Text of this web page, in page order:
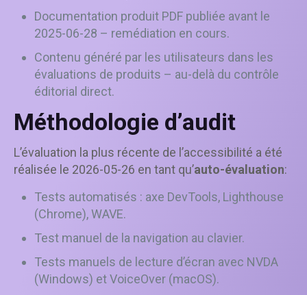
Documentation produit PDF publiée avant le
2025-06-28 – remédiation en cours.
Contenu généré par les utilisateurs dans les
évaluations de produits – au-delà du contrôle
éditorial direct.
Méthodologie d’audit
L’évaluation la plus récente de l’accessibilité a été
réalisée le 2026-05-26 en tant qu’auto-évaluation:
Tests automatisés : axe DevTools, Lighthouse
(Chrome), WAVE.
Test manuel de la navigation au clavier.
Tests manuels de lecture d’écran avec NVDA
(Windows) et VoiceOver (macOS).